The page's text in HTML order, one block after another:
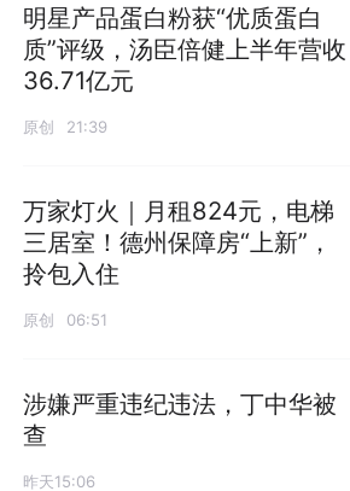
明星产品蛋白粉获“优质蛋白
质”评级，汤臣倍健上半年营收
36.71亿元
原创 21:39
万家灯火｜月租824元，电梯
三居室！德州保障房“上新”，
拎包入住
原创 06:51
涉嫌严重违纪违法，丁中华被
查
昨天15:06